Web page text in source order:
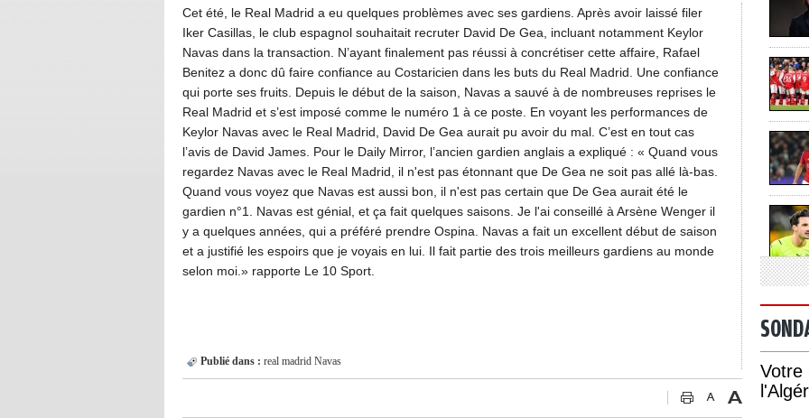
Cet été, le Real Madrid a eu quelques problèmes avec ses gardiens. Après avoir laissé filer
Iker Casillas, le club espagnol souhaitait recruter David De Gea, incluant notamment Keylor
Navas dans la transaction. N’ayant finalement pas réussi à concrétiser cette affaire, Rafael
Benitez a donc dû faire confiance au Costaricien dans les buts du Real Madrid. Une confiance
qui porte ses fruits. Depuis le début de la saison, Navas a sauvé à de nombreuses reprises le
Real Madrid et s’est imposé comme le numéro 1 à ce poste. En voyant les performances de
Keylor Navas avec le Real Madrid, David De Gea aurait pu avoir du mal. C’est en tout cas
l’avis de David James. Pour le Daily Mirror, l’ancien gardien anglais a expliqué : « Quand vous
regardez Navas avec le Real Madrid, il n'est pas étonnant que De Gea ne soit pas allé là-bas.
Quand vous voyez que Navas est aussi bon, il n'est pas certain que De Gea aurait été le
gardien n°1. Navas est génial, et ça fait quelques saisons. Je l'ai conseillé à Arsène Wenger il
y a quelques années, qui a préféré prendre Ospina. Navas a fait un excellent début de saison
et a justifié les espoirs que je voyais en lui. Il fait partie des trois meilleurs gardiens au monde
selon moi.» rapporte Le 10 Sport.
Publié dans : real madrid Navas
Votre